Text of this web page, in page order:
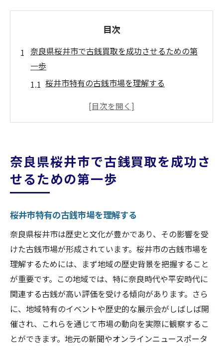
目次
奈良県桜井市で古銭買取を成功させるための第
一歩
桜井市特有の古銭市場を理解する
古銭の種類と価値の基礎知識
桜井市での買取体験談から学ぶ
買取業者選びが鍵！奈良県桜井市での古銭買取
評判と口コミで信頼できる業者を見つける
買取業者の査定方法の違いを把握する
地域密着型業者と全国チェーンの比較
業者の過去の実績を調べるポイント
奈良県桜井市で人気の買取業者ランキング
初めての業者選びで失敗しないための注意
点
高値買取への道！奈良県桜井市での古銭査定の
奈良県桜井市で古銭買取を成功さ
せるための第一歩
桜井市特有の古銭市場を理解する
奈良県桜井市は歴史と文化が豊かであり、その影響を受
けた古銭市場が形成されています。桜井市の古銭市場を
理解するためには、まず地域の歴史背景を把握すること
が重要です。この地域では、特に奈良時代や平安時代に
関連する古銭が高い評価を受ける傾向があります。さら
に、地域特有のイベントや歴史的な展示会がしばしば開
催され、これらを通じて市場の動向を実際に観察するこ
とができます。地元の新聞やオンラインニュースポータ